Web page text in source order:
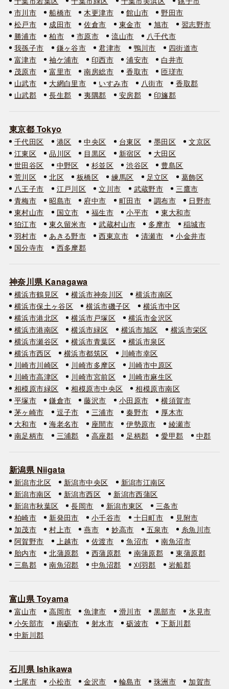
市川市
船橋市 木更津市 館山市
野田市
松戸市
成田市 佐倉市 東金市 旭市
習志野市
勝浦市
柏市 市原市 流山市
八千代市
我孫子市
鎌ヶ谷市 君津市 鴨川市
四街道市
富津市
袖ケ浦市 印西市 浦安市
白井市
茂原市
富里市 南房総市 香取市
匝瑳市
山武市
大網白里市 いすみ市 八街市
香取郡
山武郡
長生郡 夷隅郡 安房郡 印旛郡
東京都 Tokyo
千代田区 港区 中央区 台東区 墨田区
文京区
江東区
品川区 目黒区 新宿区
大田区
世田谷区
中野区 杉並区 渋谷区
豊島区
荒川区
北区 板橋区 練馬区 足立区
葛飾区
八王子市
江戸川区 立川市 武蔵野市
三鷹市
青梅市
昭島市 府中市 町田市 調布市
日野市
東村山市
国立市 福生市 小平市
東大和市
狛江市
東久留米市 武蔵村山市 多摩市
稲城市
羽村市
あきる野市 西東京市 清瀬市
小金井市
国分寺市
西多摩郡
神奈川県 Kanagawa
横浜市鶴見区 横浜市神奈川区
横浜市南区
横浜市保土ヶ谷区
横浜市磯子区
横浜市中区
横浜市港北区
横浜市戸塚区
横浜市金沢区
横浜市港南区
横浜市緑区 横浜市旭区
横浜市栄区
横浜市瀬谷区
横浜市青葉区
横浜市泉区
横浜市西区
横浜市都筑区
川崎市幸区
川崎市川崎区
川崎市多摩区
川崎市中原区
川崎市高津区
川崎市宮前区
川崎市麻生区
相模原市緑区
相模原市中央区
相模原市南区
平塚市
鎌倉市 藤沢市 小田原市
横須賀市
茅ヶ崎市
逗子市 三浦市 秦野市
厚木市
大和市
海老名市 座間市 伊勢原市
綾瀬市
南足柄市
三浦郡 高座郡 足柄郡 愛甲郡 中郡
新潟県 Niigata
新潟市北区 新潟市中央区
新潟市江南区
新潟市南区
新潟市西区
新潟市西蒲区
新潟市秋葉区
長岡市 新潟市東区
三条市
柏崎市
新発田市 小千谷市 十日町市
見附市
加茂市
村上市 燕市 妙高市 五泉市
糸魚川市
阿賀野市
上越市 佐渡市 魚沼市
南魚沼市
胎内市
北蒲原郡 西蒲原郡 南蒲原郡
東蒲原郡
三島郡
南魚沼郡 中魚沼郡 刈羽郡 岩船郡
富山県 Toyama
富山市 高岡市 魚津市 滑川市 黒部市
氷見市
小矢部市
南砺市 射水市 砺波市
下新川郡
中新川郡
石川県 Ishikawa
七尾市 小松市 金沢市 輪島市 珠洲市
加賀市